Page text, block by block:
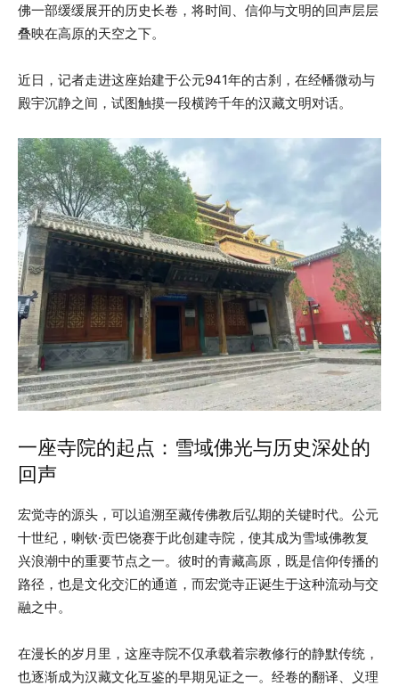
佛一部缓缓展开的历史长卷，将时间、信仰与文明的回声层层
叠映在高原的天空之下。
近日，记者走进这座始建于公元941年的古刹，在经幡微动与
殿宇沉静之间，试图触摸一段横跨千年的汉藏文明对话。
一座寺院的起点：雪域佛光与历史深处的
回声
宏觉寺的源头，可以追溯至藏传佛教后弘期的关键时代。公元
十世纪，喇钦·贡巴饶赛于此创建寺院，使其成为雪域佛教复
兴浪潮中的重要节点之一。彼时的青藏高原，既是信仰传播的
路径，也是文化交汇的通道，而宏觉寺正诞生于这种流动与交
融之中。
在漫长的岁月里，这座寺院不仅承载着宗教修行的静默传统，
也逐渐成为汉藏文化互鉴的早期见证之一。经卷的翻译、义理